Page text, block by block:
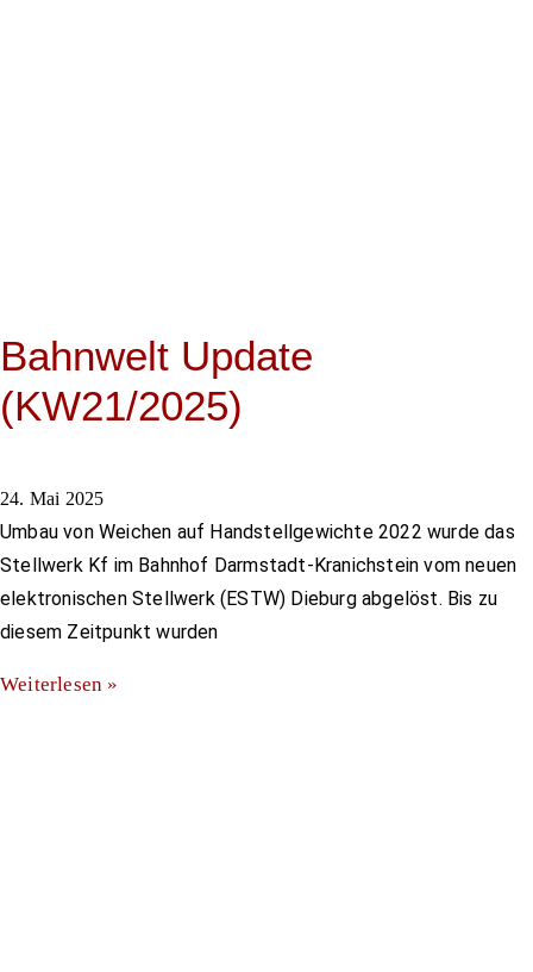
Bahnwelt Update
(KW21/2025)
24. Mai 2025
Umbau von Weichen auf Handstellgewichte 2022 wurde das
Stellwerk Kf im Bahnhof Darmstadt-Kranichstein vom neuen
elektronischen Stellwerk (ESTW) Dieburg abgelöst. Bis zu
diesem Zeitpunkt wurden
Weiterlesen »